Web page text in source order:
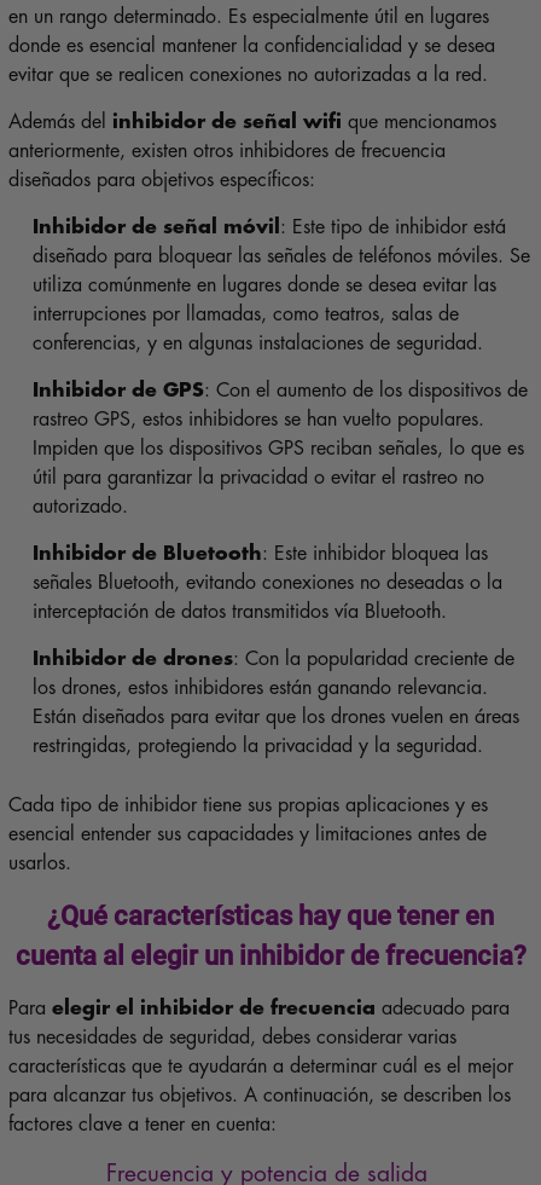
en un rango determinado. Es especialmente útil en lugares
donde es esencial mantener la confidencialidad y se desea
evitar que se realicen conexiones no autorizadas a la red.
Además del inhibidor de señal wifi que mencionamos
anteriormente, existen otros inhibidores de frecuencia
diseñados para objetivos específicos:
Inhibidor de señal móvil : Este tipo de inhibidor está
diseñado para bloquear las señales de teléfonos móviles. Se
utiliza comúnmente en lugares donde se desea evitar las
interrupciones por llamadas, como teatros, salas de
conferencias, y en algunas instalaciones de seguridad.
Inhibidor de GPS: Con el aumento de los dispositivos de
rastreo GPS, estos inhibidores se han vuelto populares.
Impiden que los dispositivos GPS reciban señales, lo que es
útil para garantizar la privacidad o evitar el rastreo no
autorizado.
Inhibidor de Bluetooth: Este inhibidor bloquea las
señales Bluetooth, evitando conexiones no deseadas o la
interceptación de datos transmitidos vía Bluetooth.
Inhibidor de drones: Con la popularidad creciente de
los drones, estos inhibidores están ganando relevancia.
Están diseñados para evitar que los drones vuelen en áreas
restringidas, protegiendo la privacidad y la seguridad.
Cada tipo de inhibidor tiene sus propias aplicaciones y es
esencial entender sus capacidades y limitaciones antes de
usarlos.
¿Qué características hay que tener en
cuenta al elegir un inhibidor de frecuencia?
Para elegir el inhibidor de frecuencia adecuado para
tus necesidades de seguridad, debes considerar varias
características que te ayudarán a determinar cuál es el mejor
para alcanzar tus objetivos. A continuación, se describen los
factores clave a tener en cuenta:
Frecuencia y potencia de salida